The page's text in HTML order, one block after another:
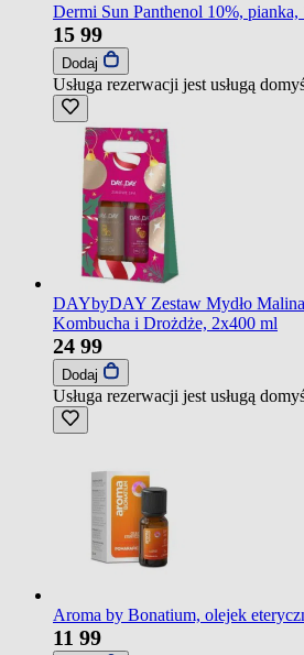
Dermi Sun Panthenol 10%, pianka,
15 99
Dodaj
Usługa rezerwacji jest usługą
DAYbyDAY Zestaw Mydło
Kombucha i Drożdże, 2x400 ml
24 99
Dodaj
Usługa rezerwacji jest usługą
Aroma by Bonatium, olejek
11 99